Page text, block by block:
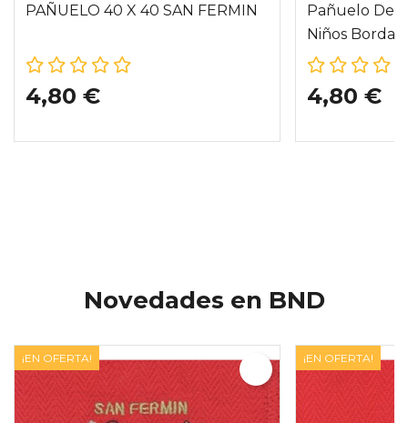
PAÑUELO 40 X 40 SAN FERMIN
4,80 €
Pañuelo De
Niños
4,80 €
Novedades en BND
¡EN OFERTA! ¡EN OFERTA!